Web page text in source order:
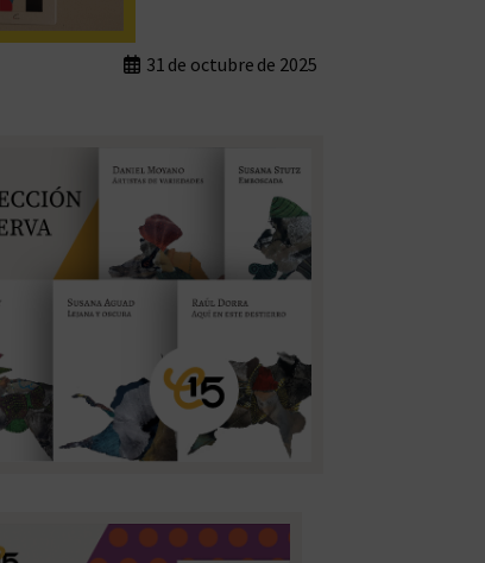
31 de octubre de 2025